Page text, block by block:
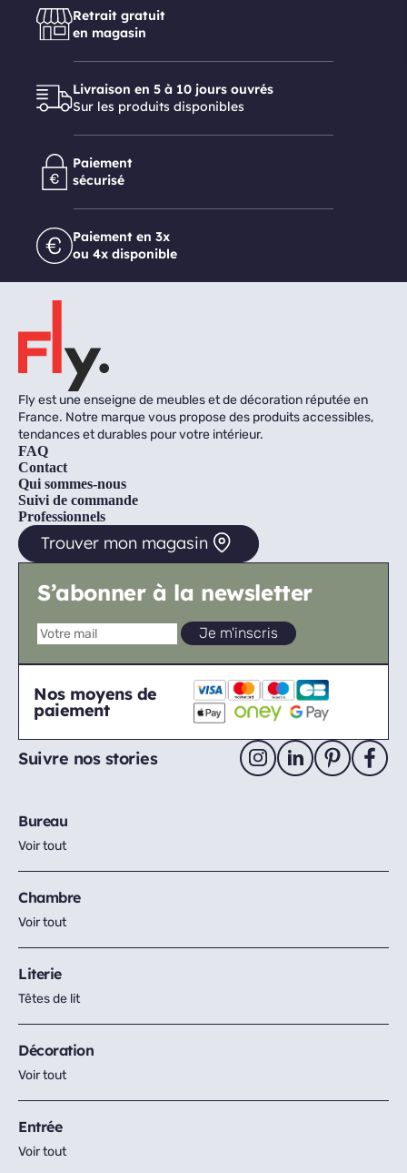
Retrait gratuit
en magasin
Livraison en 5 à 10 jours ouvrés
Sur les produits disponibles
Paiement
sécurisé
Paiement en 3x
ou 4x disponible
Fly est une enseigne de meubles et de décoration réputée en
France. Notre marque vous propose des produits accessibles,
tendances et durables pour votre intérieur.
FAQ
Contact
Qui sommes-nous
Suivi de commande
Professionnels
Trouver mon magasin
S’abonner à la newsletter
Nos moyens de
paiement
Suivre nos stories
Bureau
Voir tout
Chambre
Voir tout
Literie
Têtes de lit
Décoration
Voir tout
Entrée
Voir tout